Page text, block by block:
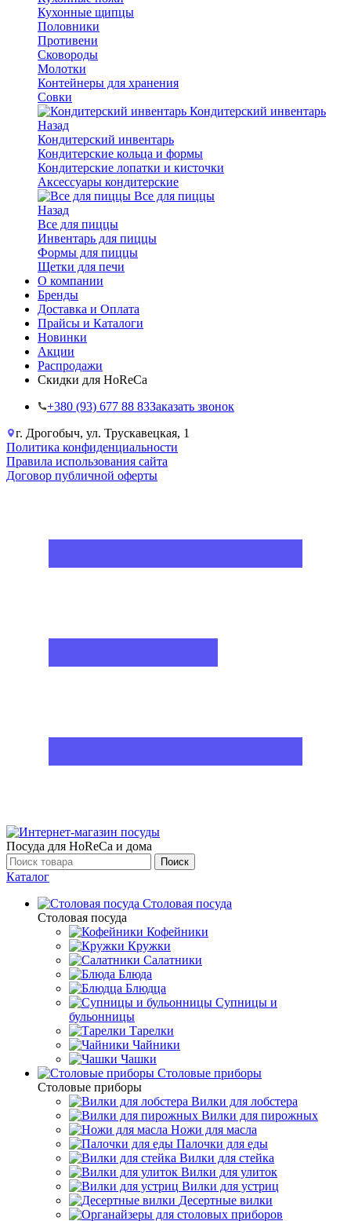
Кухонные щипцы
Половники
Противени
Сковороды
Молотки
Контейнеры для хранения
Совки
Кондитерский инвентарь
Назад
Кондитерский инвентарь
Кондитерские кольца и формы
Кондитерские лопатки и кисточки
Аксессуары кондитерские
Все для пиццы
Назад
Все для пиццы
Инвентарь для пиццы
Формы для пиццы
Щетки для печи
О компании
Бренды
Доставка и Оплата
Прайсы и Каталоги
Новинки
Акции
Распродажи
Скидки для HoReCa
+38‎0 (93) 677 88 83Заказать звонок
г. Дрогобыч, ул. Трускавецкая, 1
Политика конфиденциальности
Правила использования сайта
Договор публичной оферты
Посуда для HoReCa и дома
Поиск
Каталог
Столовая посуда
Столовая посуда
Кофейники
Кружки
Салатники
Блюда
Блюдца
Супницы и
бульонницы
Тарелки
Чайники
Чашки
Cтоловые приборы
Cтоловые приборы
Вилки для лобстера
Вилки для пирожных
Ножи для масла
Палочки для еды
Вилки для стейка
Вилки для улиток
Вилки для устриц
Десертные вилки